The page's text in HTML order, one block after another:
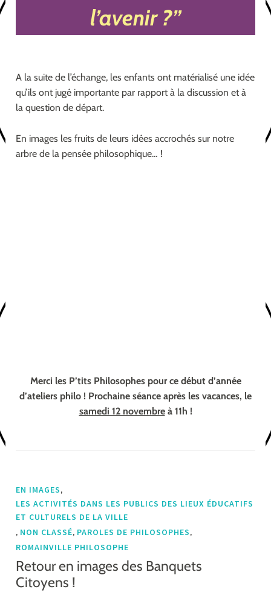
l’avenir ?”
A la suite de l’échange, les enfants ont matérialisé une idée
qu’ils ont jugé importante par rapport à la discussion et à
la question de départ.
En images les fruits de leurs idées accrochés sur notre
arbre de la pensée philosophique… !
Merci les P’tits Philosophes pour ce début d’année
d’ateliers philo ! Prochaine séance après les vacances, le
samedi 12 novembreà 11h !
EN IMAGES,
LES ACTIVITÉS DANS LES PUBLICS DES LIEUX ÉDUCATIFS
ET CULTURELS DE LA VILLE
, NON CLASSÉ, PAROLES DE PHILOSOPHES,
ROMAINVILLE PHILOSOPHE
Retour en images des Banquets
Citoyens !